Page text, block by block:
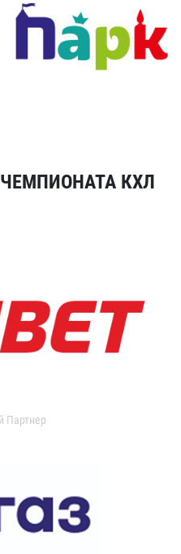
КХЛ
Партнер